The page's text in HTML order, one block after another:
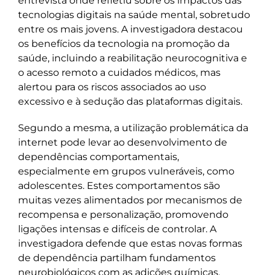
tecnologias digitais na saúde mental, sobretudo
entre os mais jovens. A investigadora destacou
os benefícios da tecnologia na promoção da
saúde, incluindo a reabilitação neurocognitiva e
o acesso remoto a cuidados médicos, mas
alertou para os riscos associados ao uso
excessivo e à sedução das plataformas digitais.
Segundo a mesma, a utilização problemática da
internet pode levar ao desenvolvimento de
dependências comportamentais,
especialmente em grupos vulneráveis, como
adolescentes. Estes comportamentos são
muitas vezes alimentados por mecanismos de
recompensa e personalização, promovendo
ligações intensas e difíceis de controlar. A
investigadora defende que estas novas formas
de dependência partilham fundamentos
neurobiológicos com as adições químicas,